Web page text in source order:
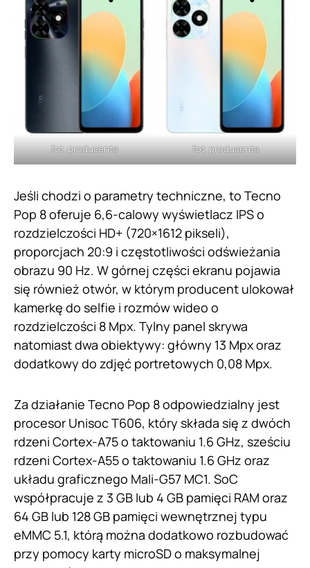
fot. producenta fot. producenta
Jeśli chodzi o parametry techniczne, to Tecno
Pop 8 oferuje 6,6-calowy wyświetlacz IPS o
rozdzielczości HD+ (720×1612 pikseli),
proporcjach 20:9 i częstotliwości odświeżania
obrazu 90 Hz. W górnej części ekranu pojawia
się również otwór, w którym producent ulokował
kamerkę do selfie i rozmów wideo o
rozdzielczości 8 Mpx. Tylny panel skrywa
natomiast dwa obiektywy: główny 13 Mpx oraz
dodatkowy do zdjęć portretowych 0,08 Mpx.
Za działanie Tecno Pop 8 odpowiedzialny jest
procesor Unisoc T606, który składa się z dwóch
rdzeni Cortex-A75 o taktowaniu 1.6 GHz, sześciu
rdzeni Cortex-A55 o taktowaniu 1.6 GHz oraz
układu graficznego Mali-G57 MC1. SoC
współpracuje z 3 GB lub 4 GB pamięci RAM oraz
64 GB lub 128 GB pamięci wewnętrznej typu
eMMC 5.1, którą można dodatkowo rozbudować
przy pomocy karty microSD o maksymalnej